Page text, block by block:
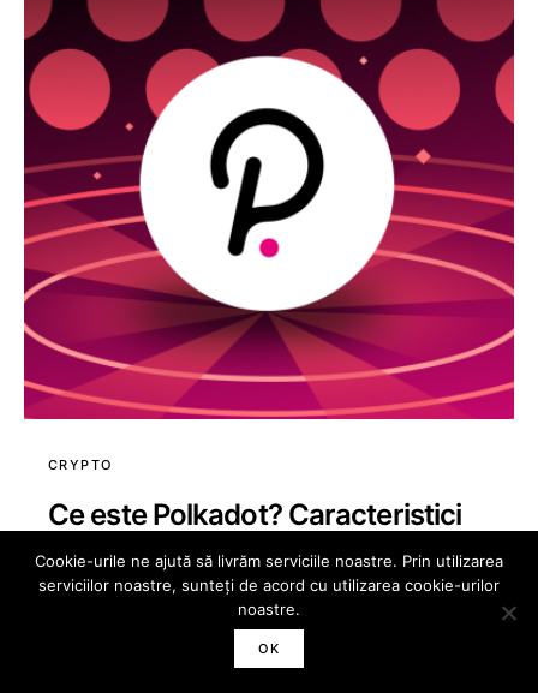
CRYPTO
Ce este Polkadot? Caracteristici
Distinctive ale Polkadot
520 views 4 minute read
Polkadot reprezintă una dintre cele mai inovatoare și
Cookie-urile ne ajută să livrăm serviciile noastre. Prin utilizarea
serviciilor noastre, sunteți de acord cu utilizarea cookie-urilor
noastre.
OK